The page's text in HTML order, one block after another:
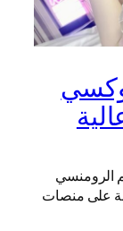
الرومنسي
على منصات